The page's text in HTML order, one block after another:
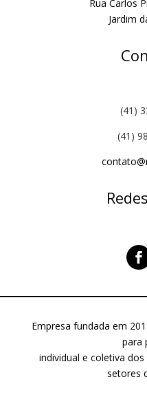
Rua Carlos
Jardim
(41)
(41)
Empresa fundada em
para
individual e coletiva
setores